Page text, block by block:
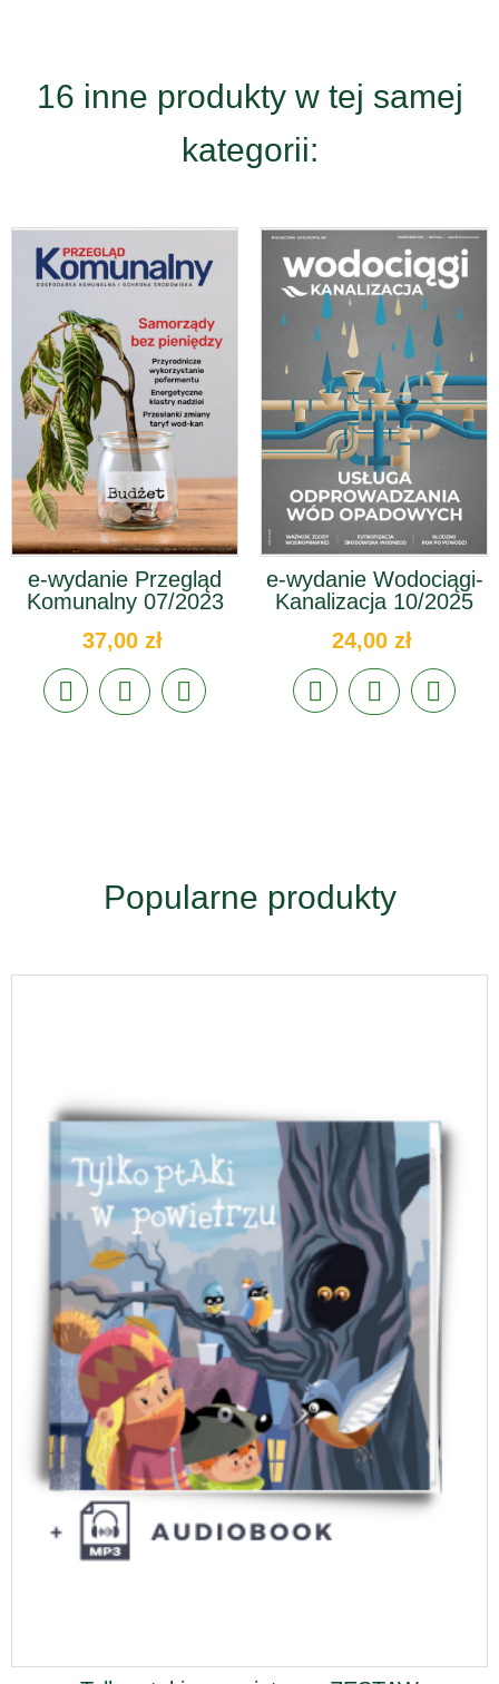
16 inne produkty w tej samej
kategorii:
e-wydanie Przegląd
Komunalny 07/2023
37,00 zł
e-wydanie Wodociągi-
Kanalizacja 10/2025
24,00 zł
Popularne produkty